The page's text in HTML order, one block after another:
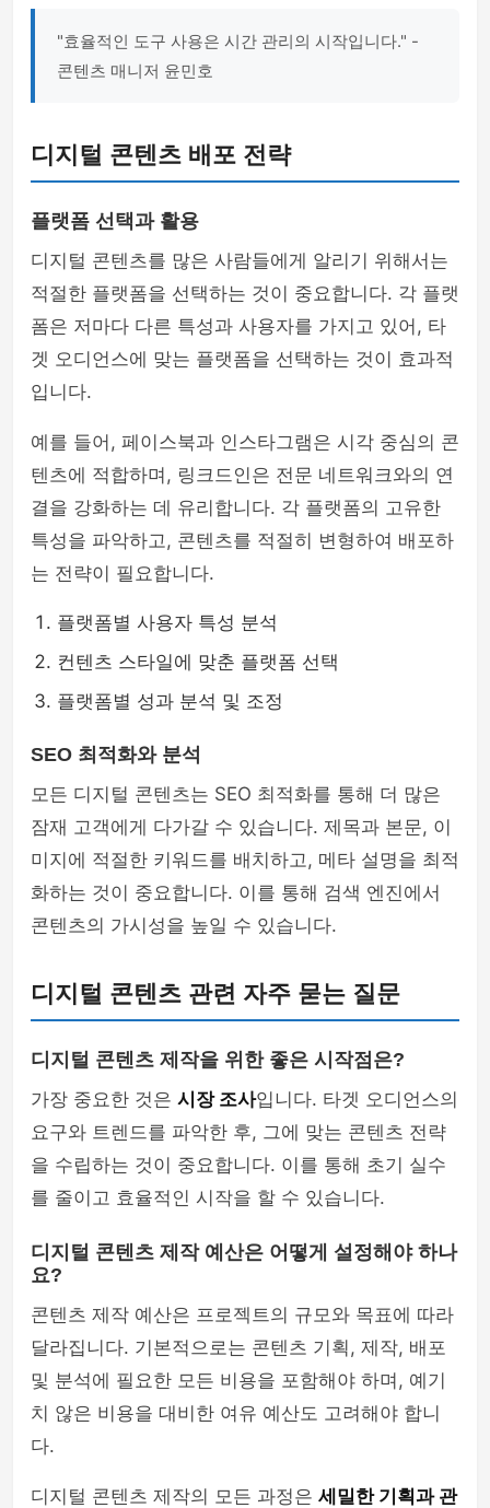
"효율적인 도구 사용은 시간 관리의 시작입니다." -
콘텐츠 매니저 윤민호
디지털 콘텐츠 배포 전략
플랫폼 선택과 활용
디지털 콘텐츠를 많은 사람들에게 알리기 위해서는
적절한 플랫폼을 선택하는 것이 중요합니다. 각 플랫
폼은 저마다 다른 특성과 사용자를 가지고 있어, 타
겟 오디언스에 맞는 플랫폼을 선택하는 것이 효과적
입니다.
예를 들어, 페이스북과 인스타그램은 시각 중심의 콘
텐츠에 적합하며, 링크드인은 전문 네트워크와의 연
결을 강화하는 데 유리합니다. 각 플랫폼의 고유한
특성을 파악하고, 콘텐츠를 적절히 변형하여 배포하
는 전략이 필요합니다.
플랫폼별 사용자 특성 분석
컨텐츠 스타일에 맞춘 플랫폼 선택
플랫폼별 성과 분석 및 조정
SEO 최적화와 분석
모든 디지털 콘텐츠는 SEO 최적화를 통해 더 많은
잠재 고객에게 다가갈 수 있습니다. 제목과 본문, 이
미지에 적절한 키워드를 배치하고, 메타 설명을 최적
화하는 것이 중요합니다. 이를 통해 검색 엔진에서
콘텐츠의 가시성을 높일 수 있습니다.
디지털 콘텐츠 관련 자주 묻는 질문
디지털 콘텐츠 제작을 위한 좋은 시작점은?
가장 중요한 것은 시장 조사입니다. 타겟 오디언스의
요구와 트렌드를 파악한 후, 그에 맞는 콘텐츠 전략
을 수립하는 것이 중요합니다. 이를 통해 초기 실수
를 줄이고 효율적인 시작을 할 수 있습니다.
디지털 콘텐츠 제작 예산은 어떻게 설정해야 하나
요?
콘텐츠 제작 예산은 프로젝트의 규모와 목표에 따라
달라집니다. 기본적으로는 콘텐츠 기획, 제작, 배포
및 분석에 필요한 모든 비용을 포함해야 하며, 예기
치 않은 비용을 대비한 여유 예산도 고려해야 합니
다.
디지털 콘텐츠 제작의 모든 과정은 세밀한 기획과 관